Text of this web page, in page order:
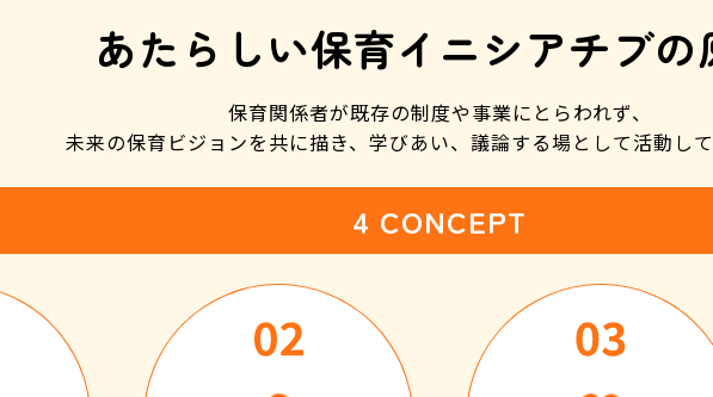
あたらしい保育イニシアチブの
保育関係者が既存の制度や事業にとらわれず、
未来の保育ビジョンを共に描き、学びあい、議論する場として活動して
4 CONCEPT